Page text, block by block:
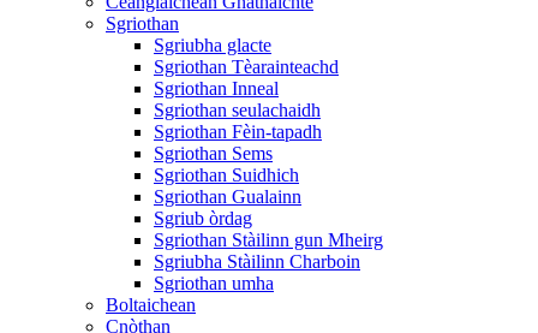
Sgriothan
Sgriubha glacte
Sgriothan Tèarainteachd
Sgriothan Inneal
Sgriothan seulachaidh
Sgriothan Fèin-tapadh
Sgriothan Sems
Sgriothan Suidhich
Sgriothan Gualainn
Sgriub òrdag
Sgriothan Stàilinn gun Mheirg
Sgriubha Stàilinn Charboin
Sgriothan umha
Boltaichean
Cnòthan